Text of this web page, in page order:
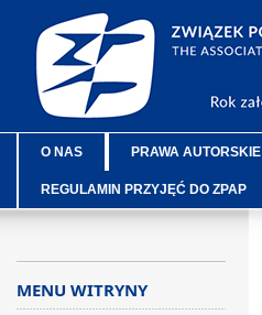
O NAS PRAWA AUTORSKIE
REGULAMIN PRZYJĘĆ DO ZPAP
MENU WITRYNY